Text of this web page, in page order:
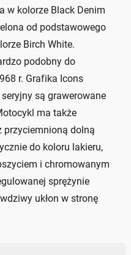
w kolorze Black Denim
od podstawowego
Birch White.
podobny do
r. Grafika Icons
są grawerowane
ma także
przyciemnioną dolną
do koloru lakieru,
i chromowanym
sprężynie
ukłon w stronę